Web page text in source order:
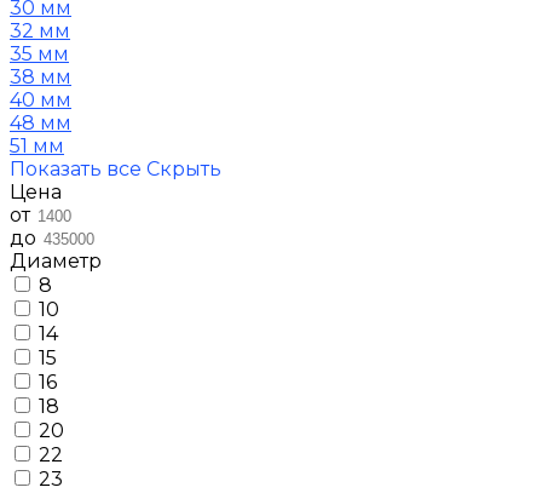
30 мм
32 мм
35 мм
38 мм
40 мм
48 мм
51 мм
Показать все Скрыть
Цена
от
до
Диаметр
8
10
14
15
16
18
20
22
23